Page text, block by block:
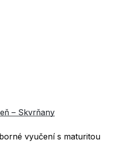
– Skvrňany
vyučení s maturitou